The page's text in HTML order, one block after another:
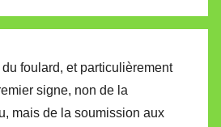
foulard, et particulièrement
signe, non de la
mais de la soumission aux